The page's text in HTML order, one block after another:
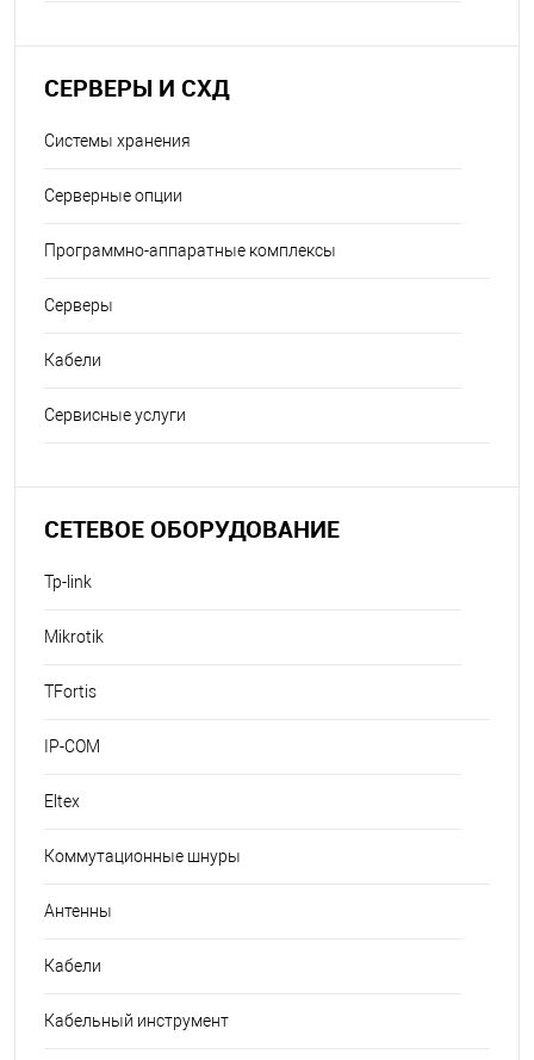
СЕРВЕРЫ И СХД
Системы хранения
Серверные опции
Программно-аппаратные комплексы
Серверы
Кабели
Сервисные услуги
СЕТЕВОЕ ОБОРУДОВАНИЕ
Tp-link
Mikrotik
TFortis
IP-COM
Eltex
Коммутационные шнуры
Антенны
Кабели
Кабельный инструмент